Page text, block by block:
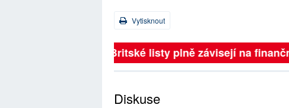
Vytisknout
Britské listy plně závisejí na
Diskuse